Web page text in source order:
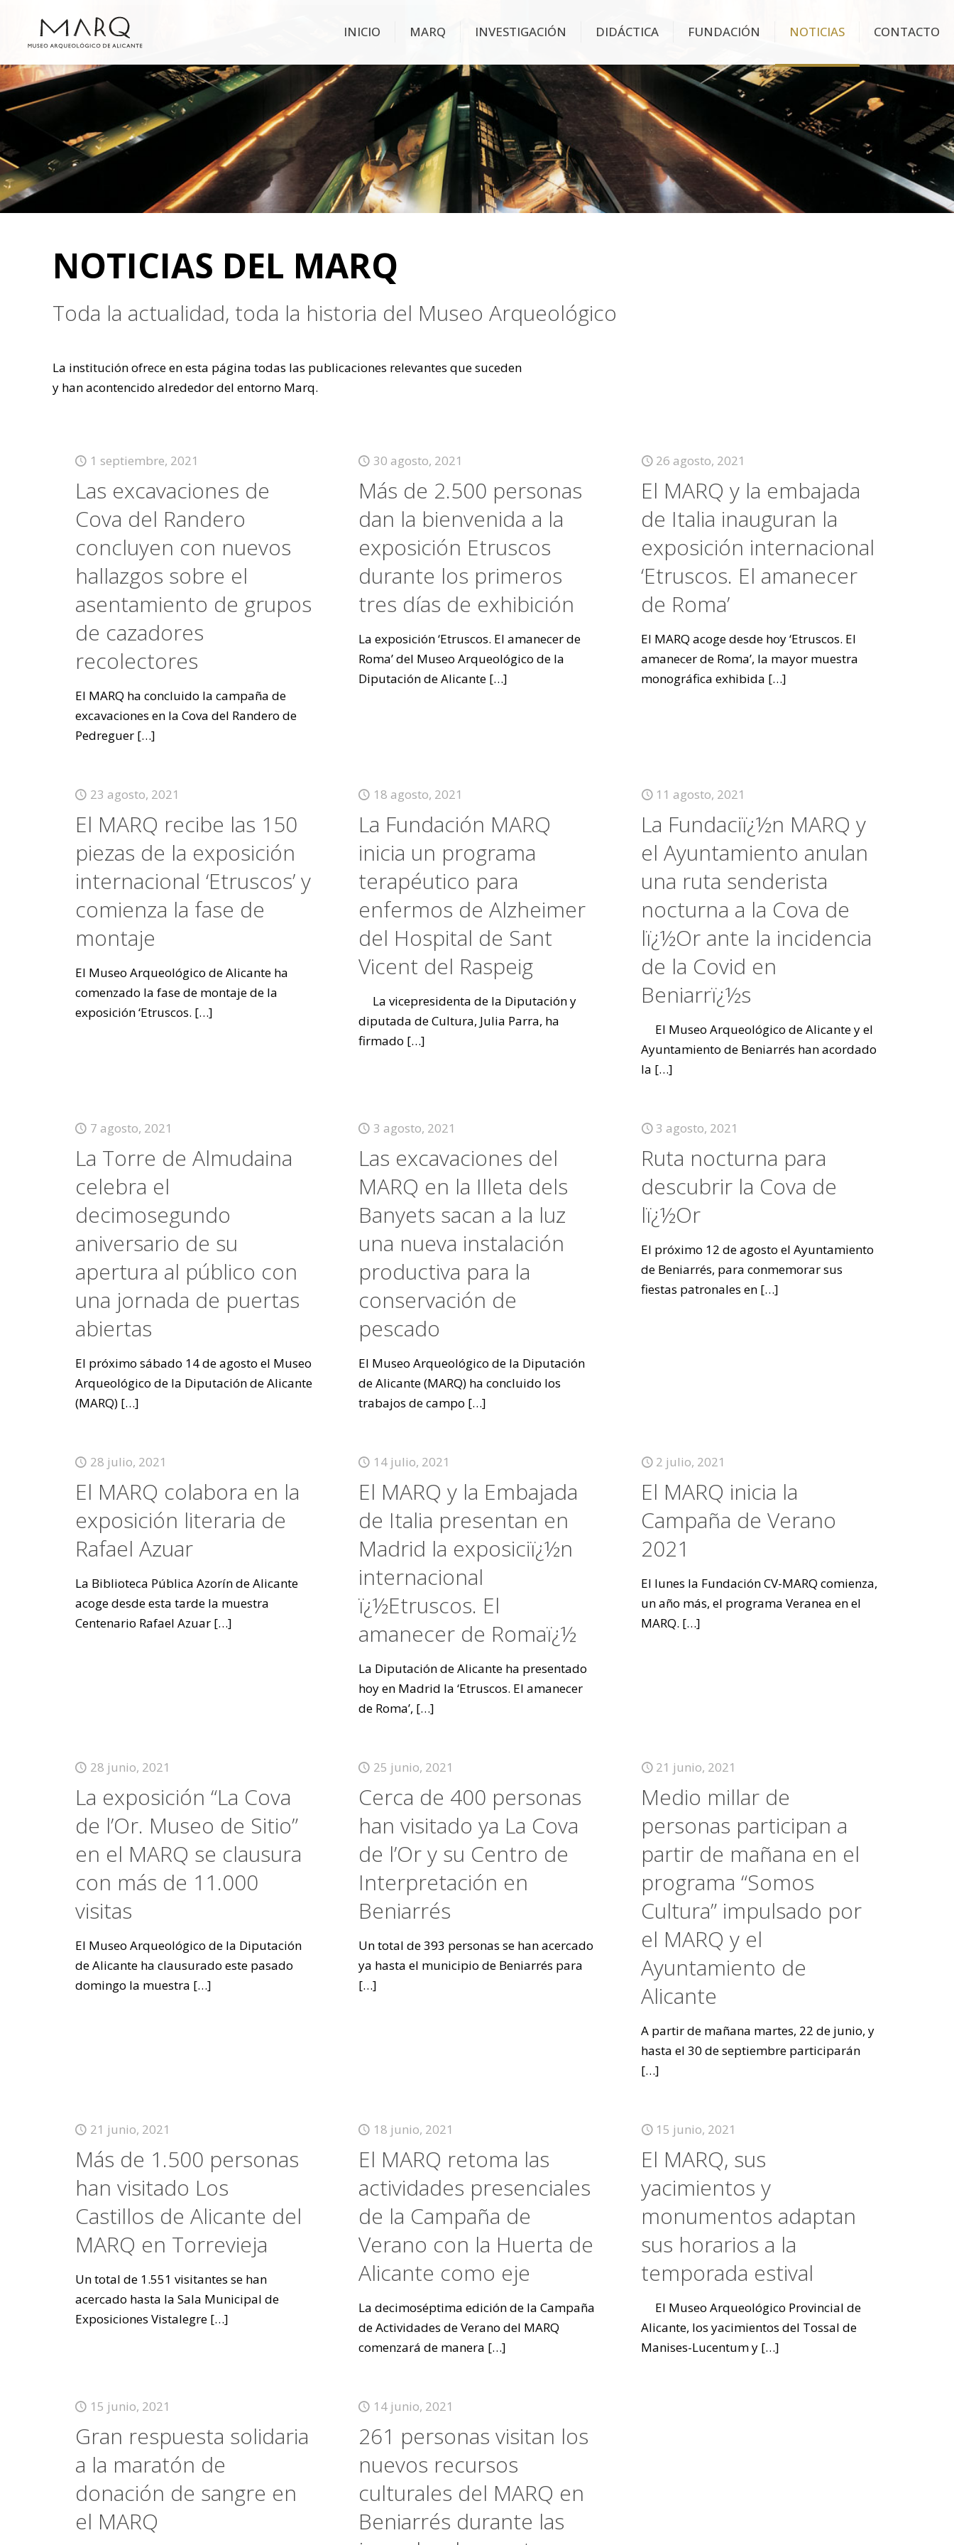
INICIO MARQ INVESTIGACIÓN DIDÁCTICA FUNDACIÓN NOTICIAS CONTACTO
NOTICIAS DEL MARQ
Toda la actualidad, toda la historia del Museo Arqueológico
La institución ofrece en esta página todas las publicaciones relevantes que suceden
y han acontencido alrededor del entorno Marq.
1 septiembre, 2021
Las excavaciones de
Cova del Randero
concluyen con nuevos
hallazgos sobre el
asentamiento de grupos
de cazadores
recolectores
El MARQ ha concluido la campaña de
excavaciones en la Cova del Randero de
Pedreguer[…]
30 agosto, 2021
Más de 2.500 personas
dan la bienvenida a la
exposición Etruscos
durante los primeros
tres días de exhibición
La exposición ‘Etruscos. El amanecer de
Roma’ del Museo Arqueológico de la
Diputación de Alicante[…]
26 agosto, 2021
El MARQ y la embajada
de Italia inauguran la
exposición internacional
‘Etruscos. El amanecer
de Roma’
El MARQ acoge desde hoy ‘Etruscos. El
amanecer de Roma’, la mayor muestra
monográfica exhibida […]
23 agosto, 2021
El MARQ recibe las 150
piezas de la exposición
internacional ‘Etruscos’ y
comienza la fase de
montaje
El Museo Arqueológico de Alicante ha
comenzado la fase de montaje de la
exposición ‘Etruscos. […]
18 agosto, 2021
La Fundación MARQ
inicia un programa
terapéutico para
enfermos de Alzheimer
del Hospital de Sant
Vicent del Raspeig
La vicepresidenta de la Diputación y
diputada de Cultura, Julia Parra, ha
firmado […]
11 agosto, 2021
La Fundaciï¿½n MARQ y
el Ayuntamiento anulan
una ruta senderista
nocturna a la Cova de
lï¿½Or ante la incidencia
de la Covid en
Beniarrï¿½s
El Museo Arqueológico de Alicante y el
Ayuntamiento de Beniarrés han acordado
la […]
7 agosto, 2021
La Torre de Almudaina
celebra el
decimosegundo
aniversario de su
apertura al público con
una jornada de puertas
abiertas
El próximo sábado 14 de agosto el Museo
Arqueológico de la Diputación de Alicante
(MARQ)[…]
3 agosto, 2021
Las excavaciones del
MARQ en la Illeta dels
Banyets sacan a la luz
una nueva instalación
productiva para la
conservación de
pescado
El Museo Arqueológico de la Diputación
de Alicante (MARQ) ha concluido los
trabajos de campo […]
3 agosto, 2021
Ruta nocturna para
descubrir la Cova de
lï¿½Or
El próximo 12 de agosto el Ayuntamiento
de Beniarrés, para conmemorar sus
fiestas patronales en […]
28 julio, 2021
El MARQ colabora en la
exposición literaria de
Rafael Azuar
La Biblioteca Pública Azorín de Alicante
acoge desde esta tarde la muestra
Centenario Rafael Azuar[…]
14 julio, 2021
El MARQ y la Embajada
de Italia presentan en
Madrid la exposiciï¿½n
internacional
ï¿½Etruscos. El
amanecer de Romaï¿½
La Diputación de Alicante ha presentado
hoy en Madrid la ‘Etruscos. El amanecer
de Roma’, […]
2 julio, 2021
El MARQ inicia la
Campaña de Verano
2021
El lunes la Fundación CV-MARQ comienza,
un año más, el programa Veranea en el
MARQ. […]
28 junio, 2021
La exposición “La Cova
de l’Or. Museo de Sitio”
en el MARQ se clausura
con más de 11.000
visitas
El Museo Arqueológico de la Diputación
de Alicante ha clausurado este pasado
domingo la muestra […]
25 junio, 2021
Cerca de 400 personas
han visitado ya La Cova
de l’Or y su Centro de
Interpretación en
Beniarrés
Un total de 393 personas se han acercado
ya hasta el municipio de Beniarrés para
[…]
21 junio, 2021
Medio millar de
personas participan a
partir de mañana en el
programa “Somos
Cultura” impulsado por
el MARQ y el
Ayuntamiento de
Alicante
A partir de mañana martes, 22 de junio, y
hasta el 30 de septiembre participarán
[…]
21 junio, 2021
Más de 1.500 personas
han visitado Los
Castillos de Alicante del
MARQ en Torrevieja
Un total de 1.551 visitantes se han
acercado hasta la Sala Municipal de
Exposiciones Vistalegre[…]
18 junio, 2021
El MARQ retoma las
actividades presenciales
de la Campaña de
Verano con la Huerta de
Alicante como eje
La decimoséptima edición de la Campaña
de Actividades de Verano del MARQ
comenzará de manera […]
15 junio, 2021
El MARQ, sus
yacimientos y
monumentos adaptan
sus horarios a la
temporada estival
El Museo Arqueológico Provincial de
Alicante, los yacimientos del Tossal de
Manises-Lucentum y […]
15 junio, 2021
Gran respuesta solidaria
a la maratón de
donación de sangre en
el MARQ
14 junio, 2021
261 personas visitan los
nuevos recursos
culturales del MARQ en
Beniarrés durante las